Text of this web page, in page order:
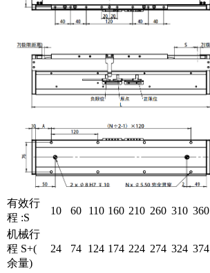
有效行
程 :S
10 60 110 160 210 260 310 360
机械行
程 S+(
余量)
24 74 124 174 224 274 324 374